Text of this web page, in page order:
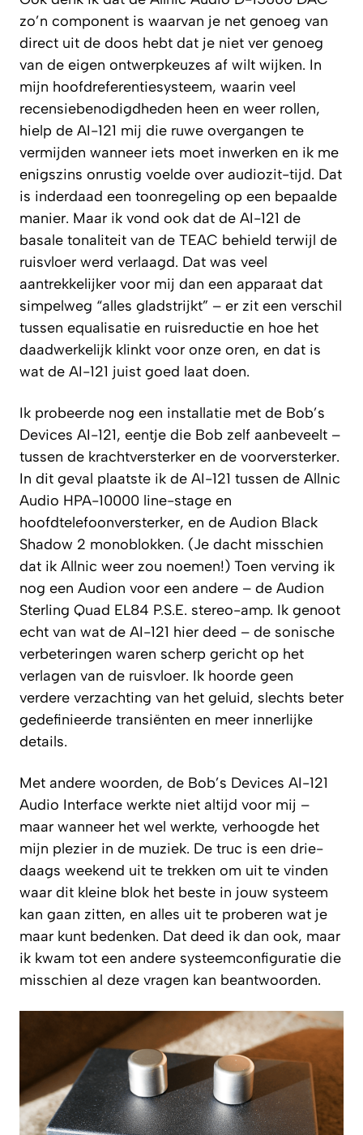
zo’n component is waarvan je net genoeg van
direct uit de doos hebt dat je niet ver genoeg
van de eigen ontwerpkeuzes af wilt wijken. In
mijn hoofdreferentiesysteem, waarin veel
recensiebenodigdheden heen en weer rollen,
hielp de AI-121 mij die ruwe overgangen te
vermijden wanneer iets moet inwerken en ik me
enigszins onrustig voelde over audiozit-tijd. Dat
is inderdaad een toonregeling op een bepaalde
manier. Maar ik vond ook dat de AI-121 de
basale tonaliteit van de TEAC behield terwijl de
ruisvloer werd verlaagd. Dat was veel
aantrekkelijker voor mij dan een apparaat dat
simpelweg “alles gladstrijkt” – er zit een verschil
tussen equalisatie en ruisreductie en hoe het
daadwerkelijk klinkt voor onze oren, en dat is
wat de AI-121 juist goed laat doen.
Ik probeerde nog een installatie met de Bob’s
Devices AI-121, eentje die Bob zelf aanbeveelt –
tussen de krachtversterker en de voorversterker.
In dit geval plaatste ik de AI-121 tussen de Allnic
Audio HPA-10000 line-stage en
hoofdtelefoonversterker, en de Audion Black
Shadow 2 monoblokken. (Je dacht misschien
dat ik Allnic weer zou noemen!) Toen verving ik
nog een Audion voor een andere – de Audion
Sterling Quad EL84 P.S.E. stereo-amp. Ik genoot
echt van wat de AI-121 hier deed – de sonische
verbeteringen waren scherp gericht op het
verlagen van de ruisvloer. Ik hoorde geen
verdere verzachting van het geluid, slechts beter
gedefinieerde transiënten en meer innerlijke
details.
Met andere woorden, de Bob’s Devices AI-121
Audio Interface werkte niet altijd voor mij –
maar wanneer het wel werkte, verhoogde het
mijn plezier in de muziek. De truc is een drie-
daags weekend uit te trekken om uit te vinden
waar dit kleine blok het beste in jouw systeem
kan gaan zitten, en alles uit te proberen wat je
maar kunt bedenken. Dat deed ik dan ook, maar
ik kwam tot een andere systeemconfiguratie die
misschien al deze vragen kan beantwoorden.